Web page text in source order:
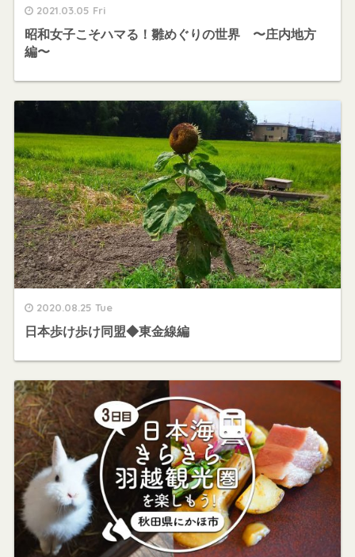
2021.03.05 Fri
昭和女子こそハマる！雛めぐりの世界 〜庄内地方
編〜
2020.08.25 Tue
日本歩け歩け同盟◆東金線編